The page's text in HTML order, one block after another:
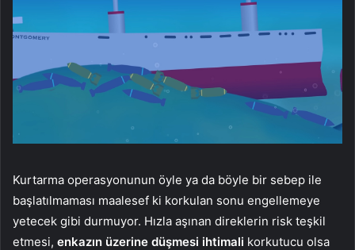
Kurtarma operasyonunun öyle ya da böyle bir sebep ile
başlatılmaması maalesef ki korkulan sonu engellemeye
yetecek gibi durmuyor. Hızla aşınan direklerin risk teşkil
etmesi, enkazın üzerine düşmesi ihtimali korkutucu olsa